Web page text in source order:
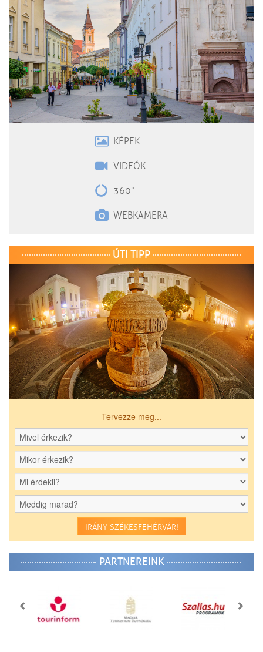
KÉPEK
VIDEÓK
360°
WEBKAMERA
ÚTI TIPP
Tervezze meg...
IRÁNY SZÉKESFEHÉRVÁR!
PARTNEREINK